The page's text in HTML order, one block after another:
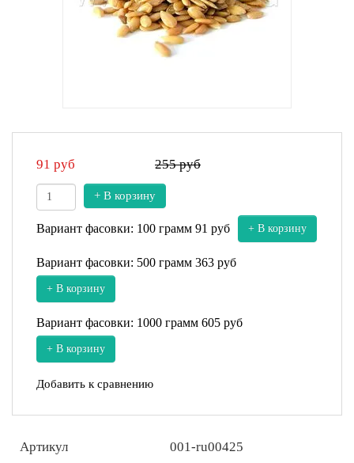
91 руб 255 руб
+ В корзину
Вариант фасовки: 100 грамм 91 руб + В корзину
Вариант фасовки: 500 грамм 363 руб
+ В корзину
Вариант фасовки: 1000 грамм 605 руб
+ В корзину
Добавить к сравнению
Артикул 001-ru00425